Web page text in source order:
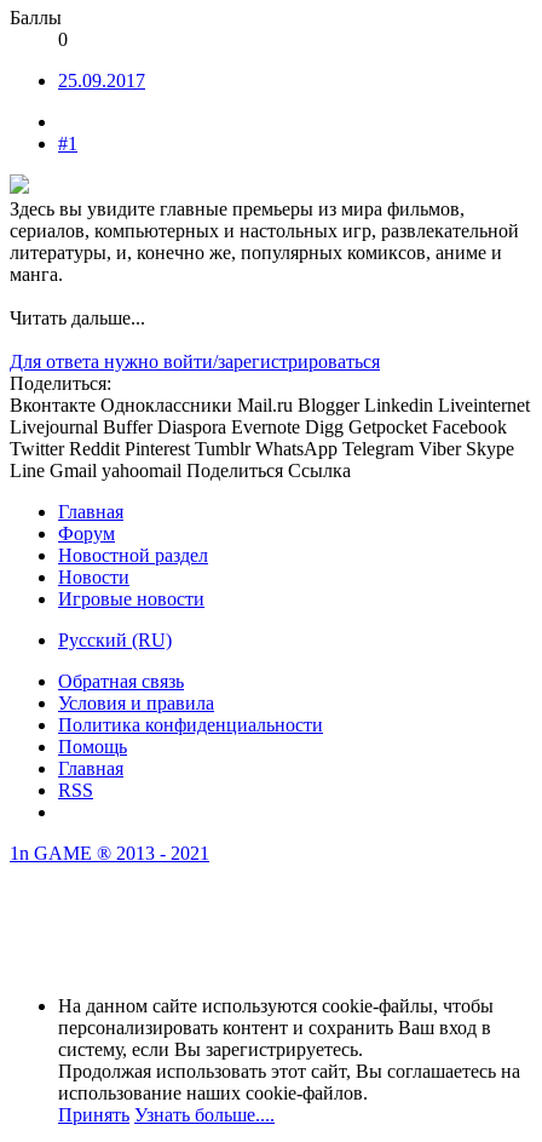
Баллы
0
25.09.2017
#1
Здесь вы увидите главные премьеры из мира фильмов,
сериалов, компьютерных и настольных игр, развлекательной
литературы, и, конечно же, популярных комиксов, аниме и
манга.​
Читать дальше...
Для ответа нужно войти/зарегистрироваться
Поделиться:
Вконтакте Одноклассники Mail.ru Blogger Linkedin Liveinternet
Livejournal Buffer Diaspora Evernote Digg Getpocket Facebook
Twitter Reddit Pinterest Tumblr WhatsApp Telegram Viber Skype
Line Gmail yahoomail Поделиться Ссылка
Главная
Форум
Новостной раздел
Новости
Игровые новости
Русский (RU)
Обратная связь
Условия и правила
Политика конфиденциальности
Помощь
Главная
RSS
1n GAME ® 2013 - 2021
На данном сайте используются cookie-файлы, чтобы
персонализировать контент и сохранить Ваш вход в
систему, если Вы зарегистрируетесь.
Продолжая использовать этот сайт, Вы соглашаетесь на
использование наших cookie-файлов.
Принять Узнать больше....